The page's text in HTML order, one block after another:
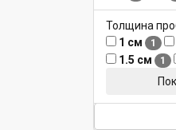
Толщина
1 см
1
1.5 см 1